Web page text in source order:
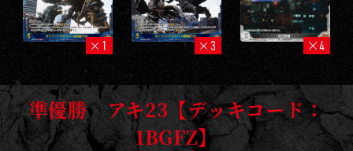
1 3 4
準優勝 アキ23【デッキコード：
1BGFZ】